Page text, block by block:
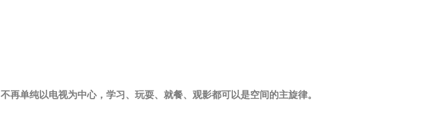
不再单纯以电视为中心，学习、玩耍、就餐、观影都可以是空间的主旋律。